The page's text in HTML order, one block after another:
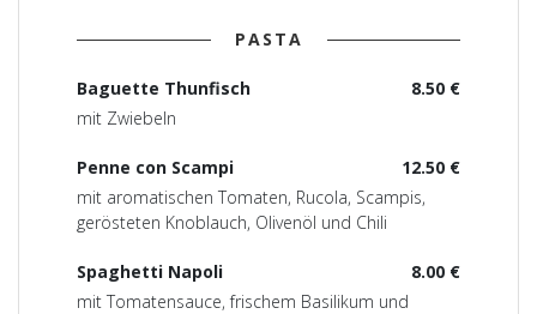
PASTA
8.50 €
Baguette Thunfisch
mit Zwiebeln
12.50 €
Penne con Scampi
mit aromatischen Tomaten, Rucola, Scampis,
gerösteten Knoblauch, Olivenöl und Chili
8.00 €
Spaghetti Napoli
mit Tomatensauce, frischem Basilikum und